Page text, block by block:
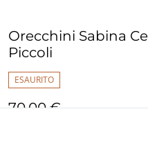
Orecchini Sabina
Piccoli
ESAURITO
70,00 €